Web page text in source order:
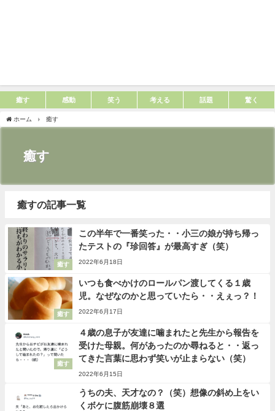
癒す 感動 笑う 考える 話題 驚く
ホーム 癒す
癒す
癒すの記事一覧
癒す
この半年で一番笑った・・小三の娘が持ち帰っ
たテストの『珍回答』が最高すぎ（笑）
2022年6月18日
癒す
いつも食べかけのロールパン渡してくる１歳
児。なぜなのかと思っていたら・・えぇっ？！
2022年6月17日
癒す
４歳の息子が友達に噛まれたと先生から報告を
受けた母親。何があったのか尋ねると・・返っ
てきた言葉に思わず笑いが止まらない（笑）
2022年6月15日
うちの夫、天才なの？（笑）想像の斜め上をい
くボケに腹筋崩壊８選